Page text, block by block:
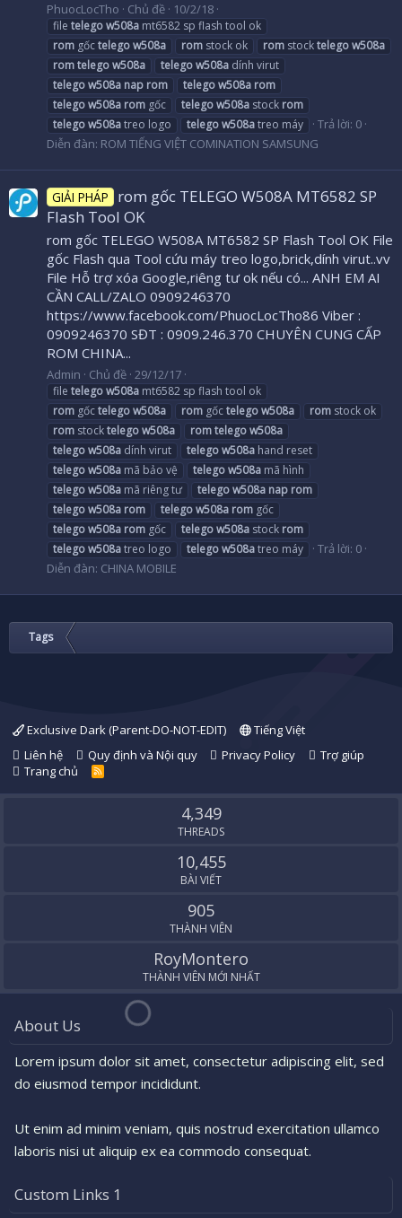
PhuocLocTho Chủ đề 10/2/18
file telegow508a mt6582 sp flash tool ok
rom gốctelegow508a rom stock ok rom stocktelegow508a
romtelegow508a telegow508a dính virut
telegow508a nap rom telegow508a rom
telegow508a rom gốc telegow508a stock rom
telegow508atreo logo telegow508atreo máy
Trả lời: 0
Diễn đàn: ROM TIẾNG VIỆT COMINATION SAMSUNG
GIẢI PHÁP
rom gốc TELEGO W508A MT6582 SP
Flash Tool OK
rom gốc TELEGO W508A MT6582 SP Flash Tool OK File
gốc Flash qua Tool cứu máy treo logo,brick,dính virut..vv
File Hỗ trợ xóa Google,riêng tư ok nếu có... ANH EM AI
CẦN CALL/ZALO 0909246370
https://www.facebook.com/PhuocLocTho86 Viber :
0909246370 SĐT : 0909.246.370 CHUYÊN CUNG CẤP
ROM CHINA...
Admin Chủ đề 29/12/17
file telegow508a mt6582 sp flash tool ok
rom gốctelegow508a rom gốctelegow508a rom stock ok
rom stocktelegow508a romtelegow508a
telegow508a dính virut telegow508a hand reset
telegow508a mã bảo vệ telegow508a mã hình
telegow508a mã riêng tư telegow508a nap rom
telegow508a rom telegow508a rom gốc
telegow508a rom gốc telegow508a stock rom
telegow508atreo logo telegow508atreo máy
Trả lời: 0
Diễn đàn: CHINA MOBILE
Tags
Exclusive Dark (Parent-DO-NOT-EDIT)
Tiếng Việt
Liên hệ
Quy định và Nội quy Privacy Policy
Trợ giúp
Trang chủ
R
S
4,349
THREADS
10,455
BÀI VIẾT
905
THÀNH VIÊN
RoyMontero
THÀNH VIÊN MỚI NHẤT
About Us
Lorem ipsum dolor sit amet, consectetur adipiscing elit, sed
do eiusmod tempor incididunt.
Ut enim ad minim veniam, quis nostrud exercitation ullamco
laboris nisi ut aliquip ex ea commodo consequat.
Custom Links 1